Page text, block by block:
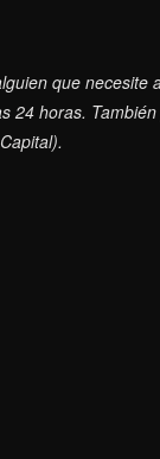
que necesite
24 horas.